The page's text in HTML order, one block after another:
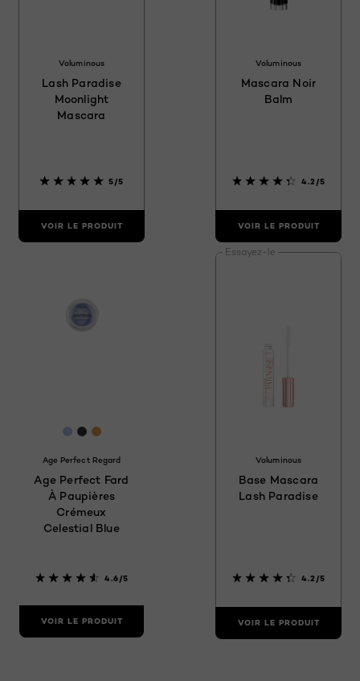
Voluminous
Lash Paradise
Moonlight
Mascara
5/5
VOIR LE PRODUIT
Voluminous
Mascara Noir
Balm
4.2/5
VOIR LE PRODUIT
[Color]: #B0C2EF
[Color]: #323435
[Color]: #E29C50
Age Perfect Regard
Age Perfect Fard
À Paupières
Crémeux
Celestial Blue
4.6/5
VOIR LE PRODUIT
Essayez-le
Voluminous
Base Mascara
Lash Paradise
4.2/5
VOIR LE PRODUIT